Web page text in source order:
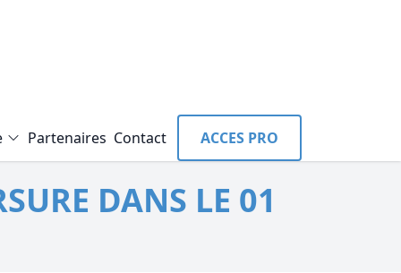
Partenaires Contact ACCES PRO
DANS LE 01